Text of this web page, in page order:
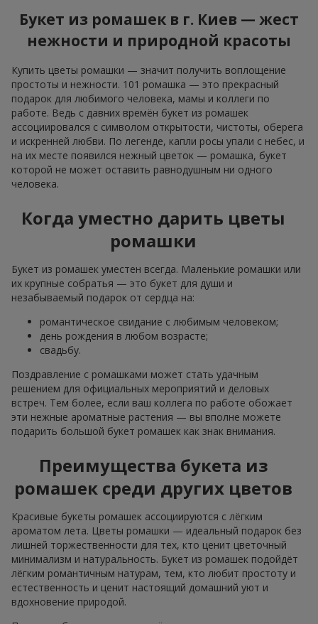
Букет из ромашек в г. Киев — жест
нежности и природной красоты
Купить цветы ромашки — значит получить воплощение
простоты и нежности. 101 ромашка — это прекрасный
подарок для любимого человека, мамы и коллеги по
работе. Ведь с давних времён букет из ромашек
ассоциировался с символом открытости, чистоты, оберега
и искренней любви. По легенде, капли росы упали с небес, и
на их месте появился нежный цветок — ромашка, букет
которой не может оставить равнодушным ни одного
человека.
Когда уместно дарить цветы
ромашки
Букет из ромашек уместен всегда. Маленькие ромашки или
их крупные собратья — это букет для души и
незабываемый подарок от сердца на:
романтическое свидание с любимым человеком;
день рождения в любом возрасте;
свадьбу.
Поздравление с ромашками может стать удачным
решением для официальных мероприятий и деловых
встреч. Тем более, если ваш коллега по работе обожает
эти нежные ароматные растения — вы вполне можете
подарить большой букет ромашек как знак внимания.
Преимущества букета из
ромашек среди других цветов
Красивые букеты ромашек ассоциируются с лёгким
ароматом лета. Цветы ромашки — идеальный подарок без
лишней торжественности для тех, кто ценит цветочный
минимализм и натуральность. Букет из ромашек подойдёт
лёгким романтичным натурам, тем, кто любит простоту и
естественность и ценит настоящий домашний уют и
вдохновение природой.